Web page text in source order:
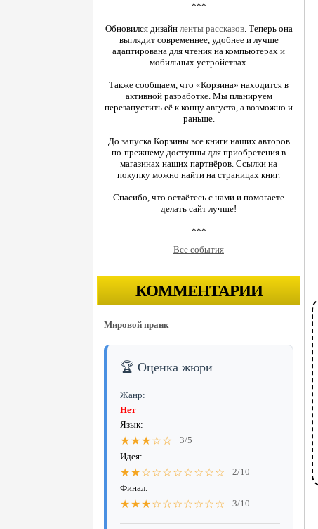
***
Обновился дизайн ленты рассказов. Теперь она
выглядит современнее, удобнее и лучше
адаптирована для чтения на компьютерах и
мобильных устройствах.
Также сообщаем, что «Корзина» находится в
активной разработке. Мы планируем
перезапустить её к концу августа, а возможно и
раньше.
До запуска Корзины все книги наших авторов
по-прежнему доступны для приобретения в
магазинах наших партнёров. Ссылки на
покупку можно найти на страницах книг.
Спасибо, что остаётесь с нами и помогаете
делать сайт лучше!
***
Все события
КОММЕНТАРИИ
Мировой пранк
🏆 Оценка жюри
Жанр:
Нет
Язык:
★★★☆☆
3/5
Идея:
★★☆☆☆☆☆☆☆☆
2/10
Финал:
★★★☆☆☆☆☆☆☆ 3/10